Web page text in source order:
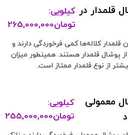
قلمدار در کیلویی:
تومان265,000,000
قلمدار کلاله‌ها کمی فرخوردگی دارند و
پوشال قلمدار هستند. همینطور میزان
از نوع قلمدار ممتاز است.
معمولی
کیلویی:
تومان255,000,000